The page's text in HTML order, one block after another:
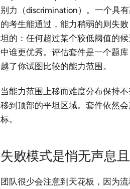
别力（discrimination）。一个具
的考生能通过，能力稍弱的则失
坦的：任何超过某个较低阈值的
中谁更优秀。评估套件是一个题
越了你试图比较的能力范围。
当能力范围上移而难度分布保持
移到顶部的平坦区域。套件依然
标。
失败模式是悄无声息
团队很少会注意到天花板，因为